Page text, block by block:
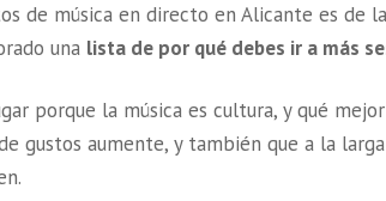
de música en directo en Alicante es de
una lista de por qué debes ir a más
porque la música es cultura, y qué
gustos aumente, y también que a la